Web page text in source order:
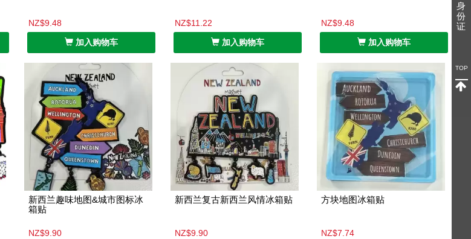
身
份
证
TOP
NZ$9.48
加入购物车
NZ$11.22
加入购物车
NZ$9.48
加入购物车
新西兰趣味地图&城市图标冰
箱贴
NZ$9.90
新西兰复古新西兰风情冰箱贴
NZ$9.90
方块地图冰箱贴
NZ$7.74